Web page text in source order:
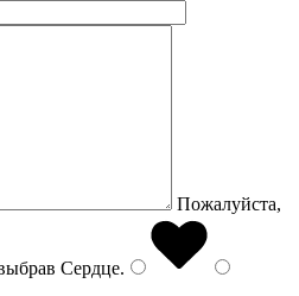
Пожалуйста,
Сердце.